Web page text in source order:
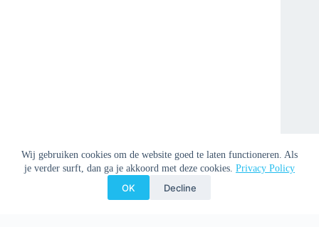
Wij gebruiken cookies om de website goed te laten functioneren. Als
je verder surft, dan ga je akkoord met deze cookies. Privacy Policy
OK Decline